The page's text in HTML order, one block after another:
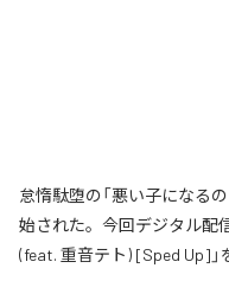
怠惰駄堕の「悪い子になる
始された。今回デジタル配
(feat. 重音テト) [Sped Up]」